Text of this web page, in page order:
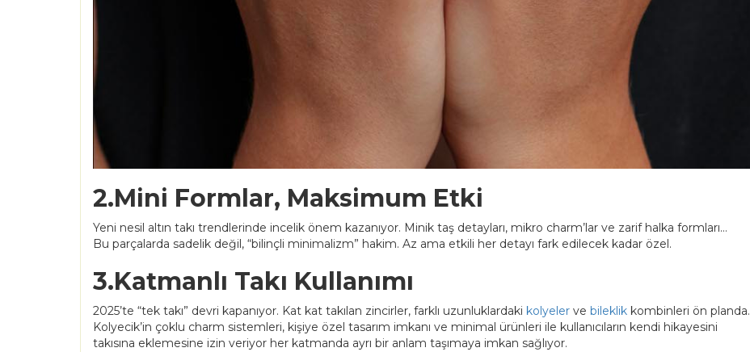
2.Mini Formlar, Maksimum Etki
Yeni nesil altın takı trendlerinde incelik önem kazanıyor. Minik taş detayları, mikro charm’lar ve zarif halka formları…
Bu parçalarda sadelik değil, “bilinçli minimalizm” hakim. Az ama etkili her detayı fark edilecek kadar özel.
3.Katmanlı Takı Kullanımı
2025’te “tek takı” devri kapanıyor. Kat kat takılan zincirler, farklı uzunluklardaki kolyeler ve bileklik kombinleri ön planda.
Kolyecik’in çoklu charm sistemleri, kişiye özel tasarım imkanı ve minimal ürünleri ile kullanıcıların kendi hikayesini
takısına eklemesine izin veriyor her katmanda ayrı bir anlam taşımaya imkan sağlıyor.